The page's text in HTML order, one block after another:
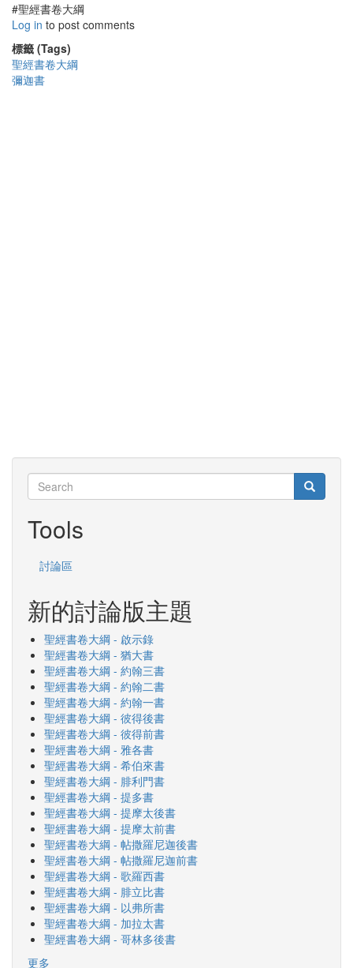
#聖經書卷大綱
Log in to post comments
標籤 (Tags)
聖經書卷大綱
彌迦書
Search
Search Search
Tools
討論區
新的討論版主題
聖經書卷大綱 - 啟示錄
聖經書卷大綱 - 猶大書
聖經書卷大綱 - 約翰三書
聖經書卷大綱 - 約翰二書
聖經書卷大綱 - 約翰一書
聖經書卷大綱 - 彼得後書
聖經書卷大綱 - 彼得前書
聖經書卷大綱 - 雅各書
聖經書卷大綱 - 希伯來書
聖經書卷大綱 - 腓利門書
聖經書卷大綱 - 提多書
聖經書卷大綱 - 提摩太後書
聖經書卷大綱 - 提摩太前書
聖經書卷大綱 - 帖撒羅尼迦後書
聖經書卷大綱 - 帖撒羅尼迦前書
聖經書卷大綱 - 歌羅西書
聖經書卷大綱 - 腓立比書
聖經書卷大綱 - 以弗所書
聖經書卷大綱 - 加拉太書
聖經書卷大綱 - 哥林多後書
更多